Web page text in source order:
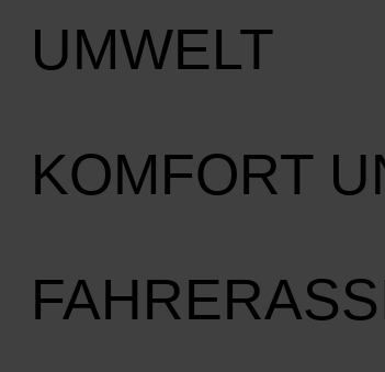
UMWELT
KOMFORT